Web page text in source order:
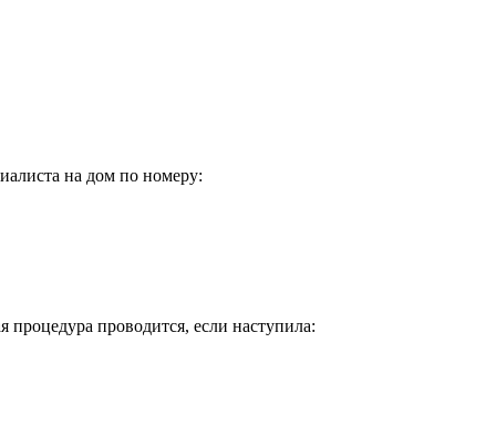
на дом по номеру:
проводится, если наступила: